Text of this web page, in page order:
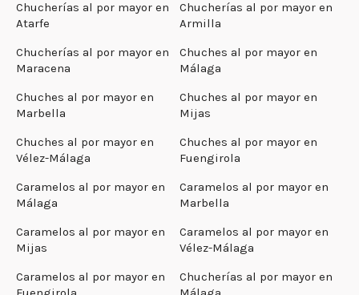
Chucherías al por mayor en
Atarfe
Chucherías al por mayor en
Armilla
Chucherías al por mayor en
Maracena
Chuches al por mayor en
Málaga
Chuches al por mayor en
Marbella
Chuches al por mayor en
Mijas
Chuches al por mayor en
Vélez-Málaga
Chuches al por mayor en
Fuengirola
Caramelos al por mayor en
Málaga
Caramelos al por mayor en
Marbella
Caramelos al por mayor en
Mijas
Caramelos al por mayor en
Vélez-Málaga
Caramelos al por mayor en
Chucherías al por mayor en